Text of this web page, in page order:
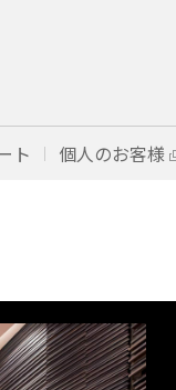
ト 個人のお客様